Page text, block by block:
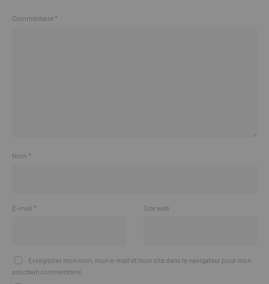
Commentaire *
Nom *
E-mail * Site web
Enregistrer mon nom, mon e-mail et mon site dans le navigateur pour mon
prochain commentaire.